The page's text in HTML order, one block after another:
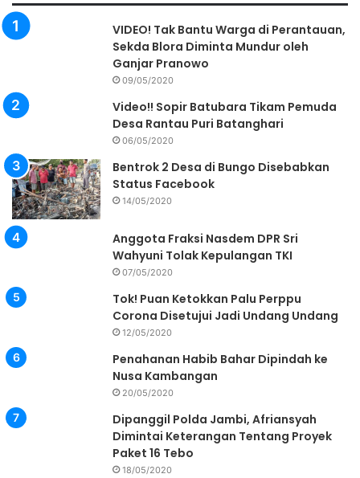
VIDEO! Tak Bantu Warga di Perantauan,
Sekda Blora Diminta Mundur oleh
Ganjar Pranowo
09/05/2020
Video!! Sopir Batubara Tikam Pemuda
Desa Rantau Puri Batanghari
06/05/2020
Bentrok 2 Desa di Bungo Disebabkan
Status Facebook
14/05/2020
Anggota Fraksi Nasdem DPR Sri
Wahyuni Tolak Kepulangan TKI
07/05/2020
Tok! Puan Ketokkan Palu Perppu
Corona Disetujui Jadi Undang Undang
12/05/2020
Penahanan Habib Bahar Dipindah ke
Nusa Kambangan
20/05/2020
Dipanggil Polda Jambi, Afriansyah
Dimintai Keterangan Tentang Proyek
Paket 16 Tebo
18/05/2020